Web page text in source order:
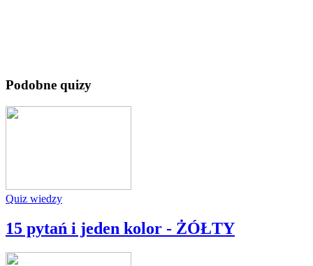
Podobne quizy
Quiz wiedzy
15 pytań i jeden kolor - ŻÓŁTY